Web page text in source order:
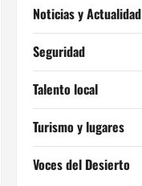
Noticias y Actualidad
Seguridad
Talento local
Turismo y lugares
Voces del Desierto